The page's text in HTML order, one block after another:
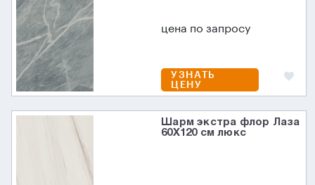
цена по запросу
УЗНАТЬ
ЦЕНУ
Шарм экстра флор Лаза
60X120 см люкс